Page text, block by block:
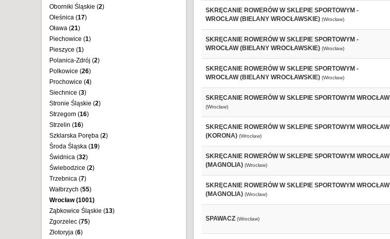
Oborniki Śląskie (2)
Oleśnica (17)
Oława (21)
Piechowice (1)
Pieszyce (1)
Polanica-Zdrój (2)
Polkowice (26)
Prochowice (4)
Siechnice (3)
Stronie Śląskie (2)
Strzegom (16)
Strzelin (16)
Szklarska Poręba (2)
Środa Śląska (19)
Świdnica (32)
Świebodzice (2)
Trzebnica (7)
Wałbrzych (55)
Wrocław (1001)
Ząbkowice Śląskie (13)
Zgorzelec (75)
Złotoryja (6)
SKRĘCANIE ROWERÓW W SKLEPIE SPORTOWYM -
WROCŁAW (BIELANY WROCŁAWSKIE) (Wrocław)
SKRĘCANIE ROWERÓW W SKLEPIE SPORTOWYM -
WROCŁAW (BIELANY WROCŁAWSKIE) (Wrocław)
SKRĘCANIE ROWERÓW W SKLEPIE SPORTOWYM -
WROCŁAW (BIELANY WROCŁAWSKIE) (Wrocław)
SKRĘCANIE ROWERÓW W SKLEPIE SPORTOWYM WROCŁAW
(Wrocław)
SKRĘCANIE ROWERÓW W SKLEPIE SPORTOWYM WROCŁAW
(KORONA) (Wrocław)
SKRĘCANIE ROWERÓW W SKLEPIE SPORTOWYM WROCŁAW
(MAGNOLIA) (Wrocław)
SKRĘCANIE ROWERÓW W SKLEPIE SPORTOWYM WROCŁAW
(MAGNOLIA) (Wrocław)
SPAWACZ (Wrocław)